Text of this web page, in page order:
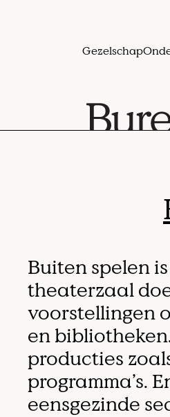
Gezelschap
Buiten spelen
theaterzaal
voorstellingen
en
producties
programma’s.
eensgezinde